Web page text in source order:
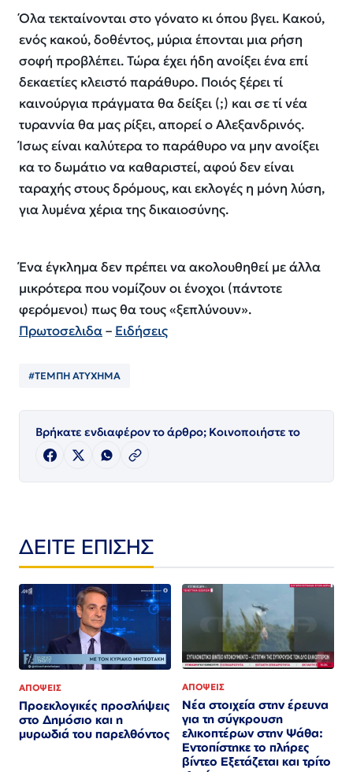
Όλα τεκταίνονται στο γόνατο κι όπου βγει. Κακού,
ενός κακού, δοθέντος, μύρια έπονται μια ρήση
σοφή προβλέπει. Τώρα έχει ήδη ανοίξει ένα επί
δεκαετίες κλειστό παράθυρο. Ποιός ξέρει τί
καινούργια πράγματα θα δείξει (;) και σε τί νέα
τυραννία θα μας ρίξει, απορεί ο Αλεξανδρινός.
Ίσως είναι καλύτερα το παράθυρο να μην ανοίξει
κα το δωμάτιο να καθαριστεί, αφού δεν είναι
ταραχής στους δρόμους, και εκλογές η μόνη λύση,
για λυμένα χέρια της δικαιοσύνης.
Ένα έγκλημα δεν πρέπει να ακολουθηθεί με άλλα
μικρότερα που νομίζουν οι ένοχοι (πάντοτε
φερόμενοι) πως θα τους «ξεπλύνουν».
Πρωτοσελιδα– Ειδήσεις
#ΤΕΜΠΗ ΑΤΥΧΗΜΑ
Βρήκατε ενδιαφέρον το άρθρο; Κοινοποιήστε το
ΔΕΙΤΕ ΕΠΙΣΗΣ
ΑΠΟΨΕΙΣ
Προεκλογικές προσλήψεις
στο Δημόσιο και η
μυρωδιά του παρελθόντος
ΑΠΟΨΕΙΣ
Νέα στοιχεία στην έρευνα
για τη σύγκρουση
ελικοπτέρων στην Ψάθα:
Εντοπίστηκε το πλήρες
βίντεο Εξετάζεται και τρίτο